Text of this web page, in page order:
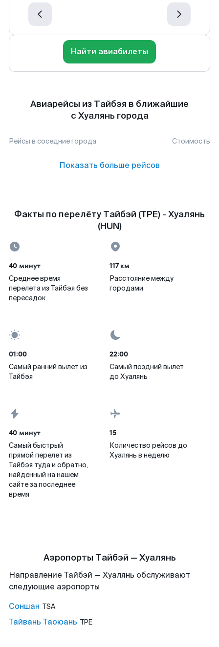
Найти авиабилеты
Авиарейсы из Тайбэя в ближайшие
с Хуалянь города
Рейсы в соседние города Стоимость
Показать больше рейсов
Факты по перелёту Тайбэй (TPE) - Хуалянь
(HUN)
40 минут
Среднее время
перелета из Тайбэя без
пересадок
117 км
Расстояние между
городами
01:00
Самый ранний вылет из
Тайбэя
22:00
Самый поздний вылет
до Хуалянь
40 минут
Самый быстрый
прямой перелет из
Тайбэя туда и обратно,
найденный на нашем
сайте за последнее
время
15
Количество рейсов до
Хуалянь в неделю
Аэропорты Тайбэй — Хуалянь
Направление Тайбэй — Хуалянь обслуживают
следующие аэропорты
Соншан TSA
Тайвань Таоюань TPE